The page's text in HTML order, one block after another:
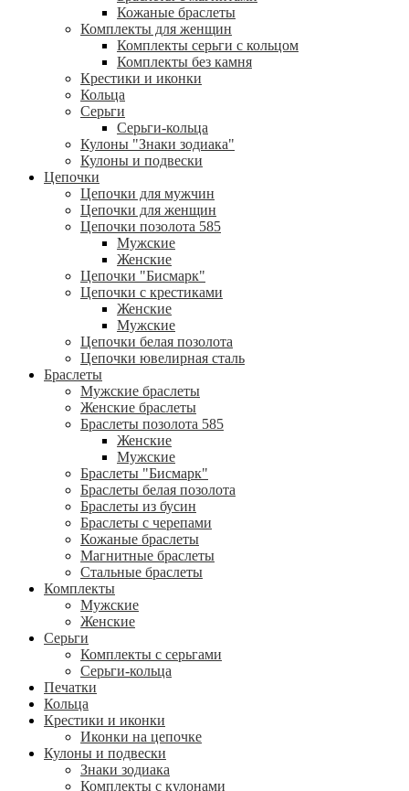
Кожаные браслеты
Комплекты для женщин
Комплекты серьги с кольцом
Комплекты без камня
Крестики и иконки
Кольца
Серьги
Серьги-кольца
Кулоны "Знаки зодиака"
Кулоны и подвески
Цепочки
Цепочки для мужчин
Цепочки для женщин
Цепочки позолота 585
Мужские
Женские
Цепочки "Бисмарк"
Цепочки с крестиками
Женские
Мужские
Цепочки белая позолота
Цепочки ювелирная сталь
Браслеты
Мужские браслеты
Женские браслеты
Браслеты позолота 585
Женские
Мужские
Браслеты "Бисмарк"
Браслеты белая позолота
Браслеты из бусин
Браслеты с черепами
Кожаные браслеты
Магнитные браслеты
Стальные браслеты
Комплекты
Мужские
Женские
Серьги
Комплекты с серьгами
Серьги-кольца
Печатки
Кольца
Крестики и иконки
Иконки на цепочке
Кулоны и подвески
Знаки зодиака
Комплекты с кулонами